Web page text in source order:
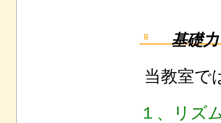
基礎
当教室で
１、リズ